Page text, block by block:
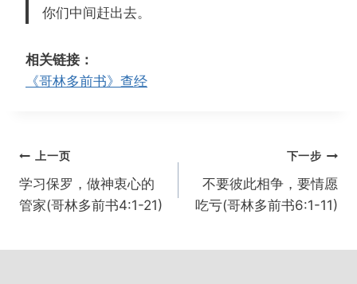
你们中间赶出去。
相关链接：
《哥林多前书》查经
文
章
导
上一页
学习保罗，做神衷心的
管家(哥林多前书4:1-21)
下一步
不要彼此相争，要情愿
吃亏(哥林多前书6:1-11)